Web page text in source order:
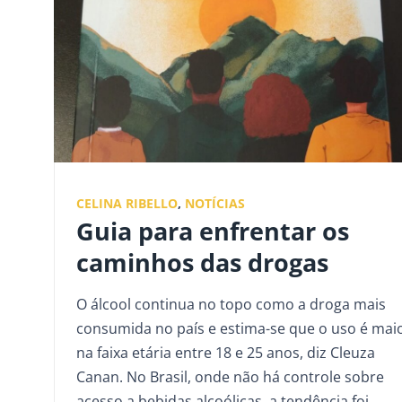
CELINA RIBELLO, NOTÍCIAS
Guia para enfrentar os
caminhos das drogas
O álcool continua no topo como a droga mais
consumida no país e estima-se que o uso é
na faixa etária entre 18 e 25 anos, diz Cleuza
Canan. No Brasil, onde não há controle sobre